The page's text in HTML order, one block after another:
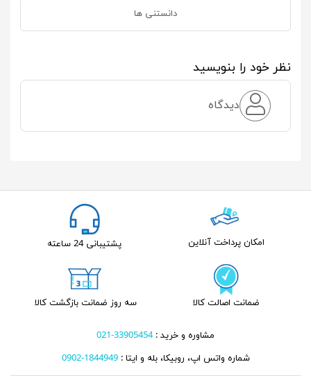
دانستنی ها
نظر خود را بنویسید
دیدگاه
امکان پرداخت آنلاین پشتیبانی 24 ساعته
ضمانت اصالت کالا سه روز ضمانت بازگشت کالا
مشاوره و خرید :33905454-021
شماره واتس اپ، روبیکا، بله و ایتا : 1844949-0902